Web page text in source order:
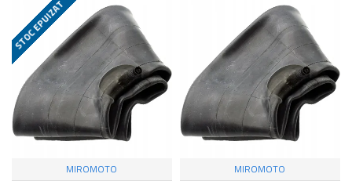
STOC EPUIZAT
MIROMOTO MIROMOTO